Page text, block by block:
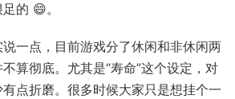
的 😄。
一点，目前游戏分了休闲和非休闲两
算彻底。尤其是“寿命”这个设定，对
点折磨。很多时候大家只是想挂个一